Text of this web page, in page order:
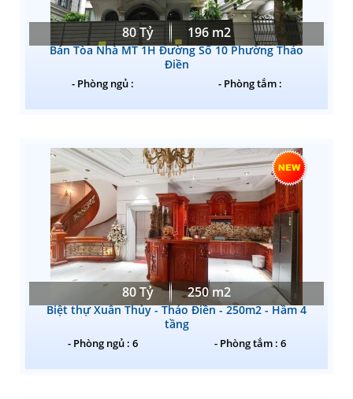
80 Tỷ 196 m2
Bán Tòa Nhà MT 1H Đường Số 10 Phường Thảo
Điền
- Phòng ngủ : - Phòng tắm :
80 Tỷ 250 m2
Biệt thự Xuân Thủy - Thảo Điền - 250m2 - Hầm 4
tầng
- Phòng ngủ : 6 - Phòng tắm : 6